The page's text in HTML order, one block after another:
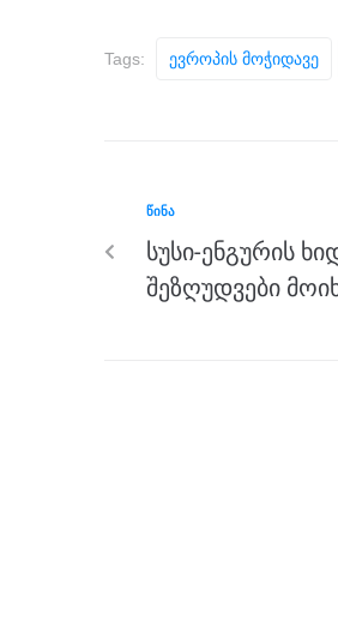
o
k
tt
ss e
Tags: Ევროპის Მოჭიდავე
ᲬᲘᲜᲐ
სუსი-ენგურის
შეზღუდვები